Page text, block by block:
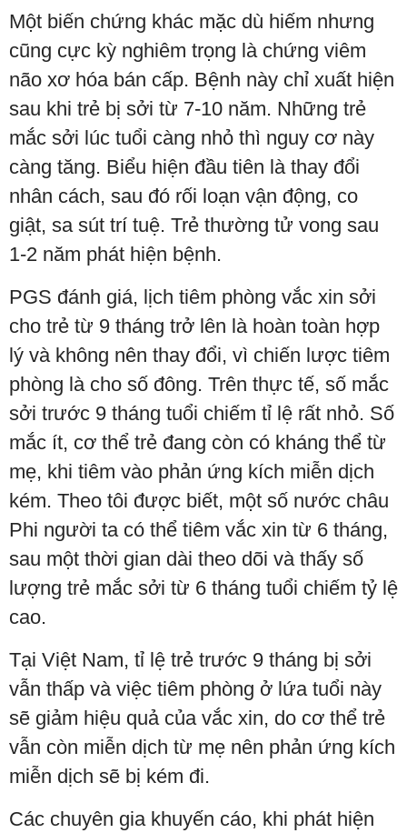
Một biến chứng khác mặc dù hiếm nhưng
cũng cực kỳ nghiêm trọng là chứng viêm
não xơ hóa bán cấp. Bệnh này chỉ xuất hiện
sau khi trẻ bị sởi từ 7-10 năm. Những trẻ
mắc sởi lúc tuổi càng nhỏ thì nguy cơ này
càng tăng. Biểu hiện đầu tiên là thay đổi
nhân cách, sau đó rối loạn vận động, co
giật, sa sút trí tuệ. Trẻ thường tử vong sau
1-2 năm phát hiện bệnh.
PGS đánh giá, lịch tiêm phòng vắc xin sởi
cho trẻ từ 9 tháng trở lên là hoàn toàn hợp
lý và không nên thay đổi, vì chiến lược tiêm
phòng là cho số đông. Trên thực tế, số mắc
sởi trước 9 tháng tuổi chiếm tỉ lệ rất nhỏ. Số
mắc ít, cơ thể trẻ đang còn có kháng thể từ
mẹ, khi tiêm vào phản ứng kích miễn dịch
kém. Theo tôi được biết, một số nước châu
Phi người ta có thể tiêm vắc xin từ 6 tháng,
sau một thời gian dài theo dõi và thấy số
lượng trẻ mắc sởi từ 6 tháng tuổi chiếm tỷ lệ
cao.
Tại Việt Nam, tỉ lệ trẻ trước 9 tháng bị sởi
vẫn thấp và việc tiêm phòng ở lứa tuổi này
sẽ giảm hiệu quả của vắc xin, do cơ thể trẻ
vẫn còn miễn dịch từ mẹ nên phản ứng kích
miễn dịch sẽ bị kém đi.
Các chuyên gia khuyến cáo, khi phát hiện